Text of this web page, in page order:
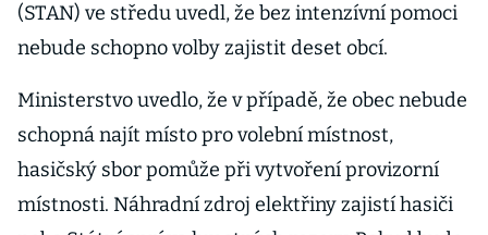
(STAN) ve středu uvedl, že bez intenzívní pomoci
nebude schopno volby zajistit deset obcí.
Ministerstvo uvedlo, že v případě, že obec nebude
schopná najít místo pro volební místnost,
hasičský sbor pomůže při vytvoření provizorní
místnosti. Náhradní zdroj elektřiny zajistí hasiči